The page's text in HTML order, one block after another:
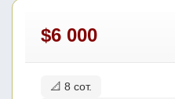
$6 000
📐 8 сот.